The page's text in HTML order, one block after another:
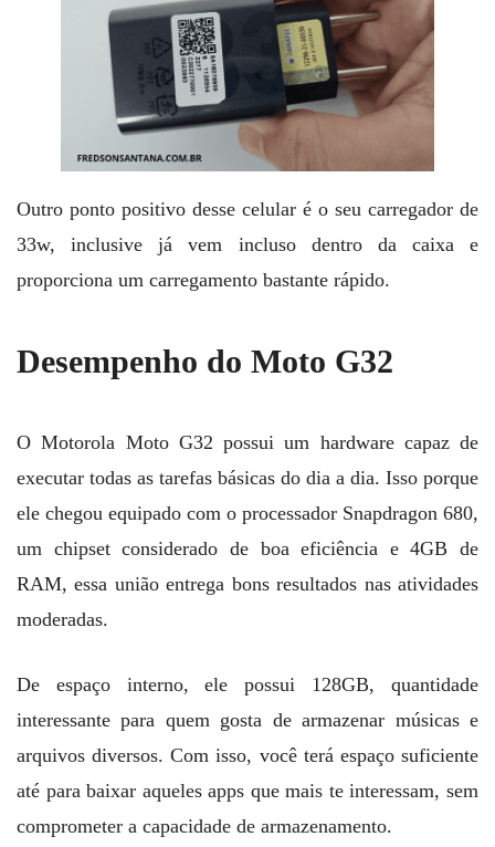
Outro ponto positivo desse celular é o seu carregador de
33w, inclusive já vem incluso dentro da caixa e
proporciona um carregamento bastante rápido.
Desempenho do Moto G32
O Motorola Moto G32 possui um hardware capaz de
executar todas as tarefas básicas do dia a dia. Isso porque
ele chegou equipado com o processador Snapdragon 680,
um chipset considerado de boa eficiência e 4GB de
RAM, essa união entrega bons resultados nas atividades
moderadas.
De espaço interno, ele possui 128GB, quantidade
interessante para quem gosta de armazenar músicas e
arquivos diversos. Com isso, você terá espaço suficiente
até para baixar aqueles apps que mais te interessam, sem
comprometer a capacidade de armazenamento.